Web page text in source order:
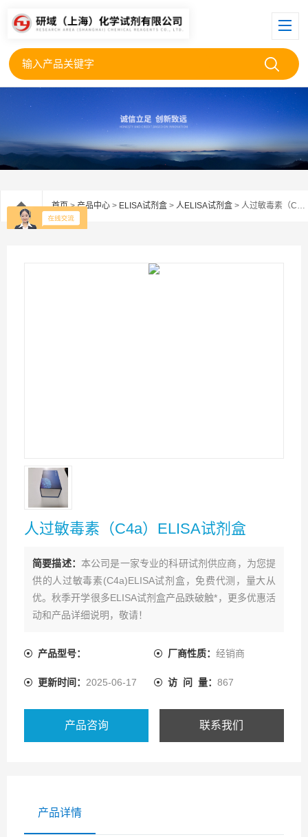
首页>产品中心 > ELISA试剂盒 > 人ELISA试剂盒 > 人过敏毒素（C4a）ELISA试剂盒
人过敏毒素（C4a）ELISA试剂盒
简要描述： 本公司是一家专业的科研试剂供应商，为您提
供的人过敏毒素(C4a)ELISA试剂盒，免费代测，量大从
优。秋季开学很多ELISA试剂盒产品跌破触*，更多优惠活
动和产品详细说明，敬请！
产品型号： 厂商性质： 经销商
更新时间： 2025-06-17 访 问 量： 867
产品咨询 联系我们
产品详情